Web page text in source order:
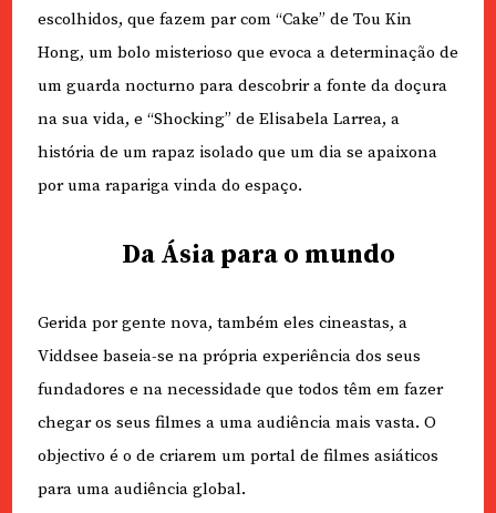
escolhidos, que fazem par com “Cake” de Tou Kin
Hong, um bolo misterioso que evoca a determinação de
um guarda nocturno para descobrir a fonte da doçura
na sua vida, e “Shocking” de Elisabela Larrea, a
história de um rapaz isolado que um dia se apaixona
por uma rapariga vinda do espaço.
Da Ásia para o mundo
Gerida por gente nova, também eles cineastas, a
Viddsee baseia-se na própria experiência dos seus
fundadores e na necessidade que todos têm em fazer
chegar os seus filmes a uma audiência mais vasta. O
objectivo é o de criarem um portal de filmes asiáticos
para uma audiência global.